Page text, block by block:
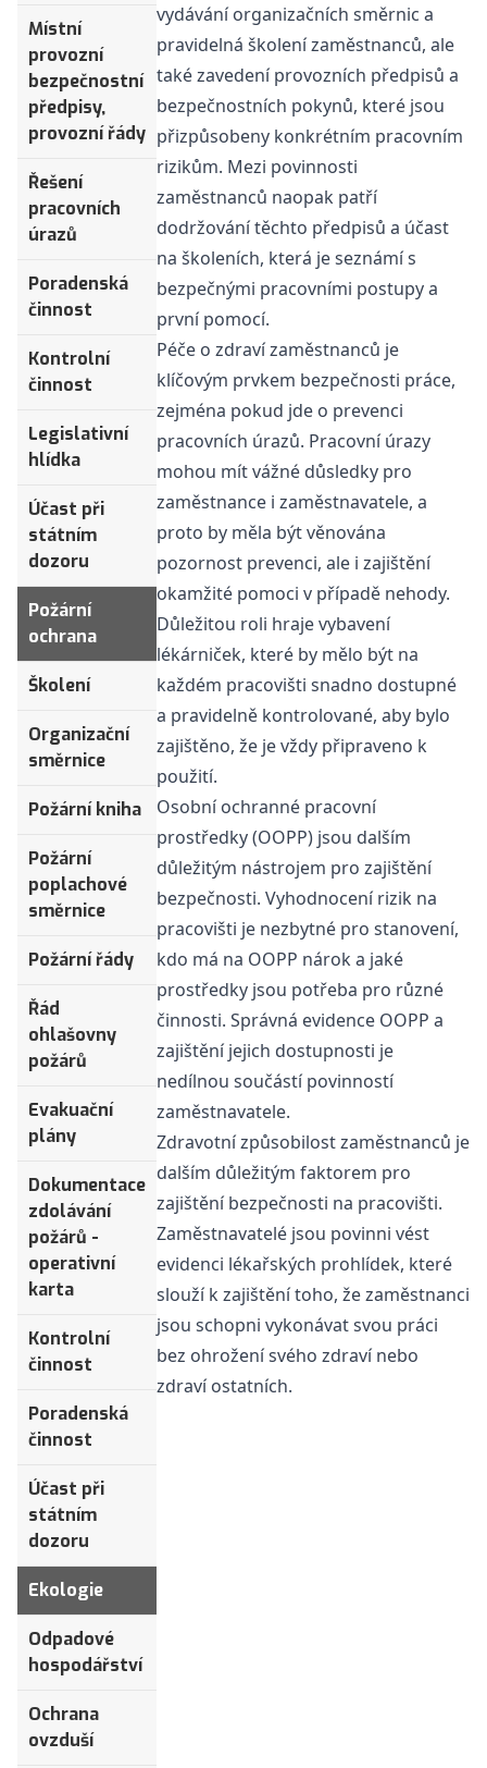
Místní
provozní
bezpečnostní
předpisy,
provozní řády
Řešení
pracovních
úrazů
Poradenská
činnost
Kontrolní
činnost
Legislativní
hlídka
Účast při
státním
dozoru
Požární
ochrana
Školení
Organizační
směrnice
Požární kniha
Požární
poplachové
směrnice
Požární řády
Řád
ohlašovny
požárů
Evakuační
plány
Dokumentace
zdolávání
požárů -
operativní
karta
Kontrolní
činnost
Poradenská
činnost
Účast při
státním
dozoru
Ekologie
Odpadové
hospodářství
Ochrana
ovzduší
vydávání organizačních směrnic a
pravidelná školení zaměstnanců, ale
také zavedení provozních předpisů a
bezpečnostních pokynů, které jsou
přizpůsobeny konkrétním pracovním
rizikům. Mezi povinnosti
zaměstnanců naopak patří
dodržování těchto předpisů a účast
na školeních, která je seznámí s
bezpečnými pracovními postupy a
první pomocí.
Péče o zdraví zaměstnanců je
klíčovým prvkem bezpečnosti práce,
zejména pokud jde o prevenci
pracovních úrazů. Pracovní úrazy
mohou mít vážné důsledky pro
zaměstnance i zaměstnavatele, a
proto by měla být věnována
pozornost prevenci, ale i zajištění
okamžité pomoci v případě nehody.
Důležitou roli hraje vybavení
lékárniček, které by mělo být na
každém pracovišti snadno dostupné
a pravidelně kontrolované, aby bylo
zajištěno, že je vždy připraveno k
použití.
Osobní ochranné pracovní
prostředky (OOPP) jsou dalším
důležitým nástrojem pro zajištění
bezpečnosti. Vyhodnocení rizik na
pracovišti je nezbytné pro stanovení,
kdo má na OOPP nárok a jaké
prostředky jsou potřeba pro různé
činnosti. Správná evidence OOPP a
zajištění jejich dostupnosti je
nedílnou součástí povinností
zaměstnavatele.
Zdravotní způsobilost zaměstnanců je
dalším důležitým faktorem pro
zajištění bezpečnosti na pracovišti.
Zaměstnavatelé jsou povinni vést
evidenci lékařských prohlídek, které
slouží k zajištění toho, že zaměstnanci
jsou schopni vykonávat svou práci
bez ohrožení svého zdraví nebo
zdraví ostatních.